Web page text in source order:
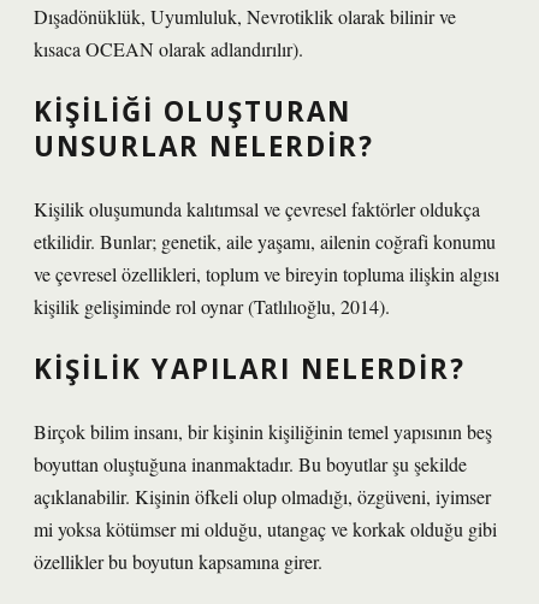
Dışadönüklük, Uyumluluk, Nevrotiklik olarak bilinir ve
kısaca OCEAN olarak adlandırılır).
KIŞILIĞI OLUŞTURAN
UNSURLAR NELERDIR?
Kişilik oluşumunda kalıtımsal ve çevresel faktörler oldukça
etkilidir. Bunlar; genetik, aile yaşamı, ailenin coğrafi konumu
ve çevresel özellikleri, toplum ve bireyin topluma ilişkin algısı
kişilik gelişiminde rol oynar (Tatlılıoğlu, 2014).
KIŞILIK YAPILARI NELERDIR?
Birçok bilim insanı, bir kişinin kişiliğinin temel yapısının beş
boyuttan oluştuğuna inanmaktadır. Bu boyutlar şu şekilde
açıklanabilir. Kişinin öfkeli olup olmadığı, özgüveni, iyimser
mi yoksa kötümser mi olduğu, utangaç ve korkak olduğu gibi
özellikler bu boyutun kapsamına girer.